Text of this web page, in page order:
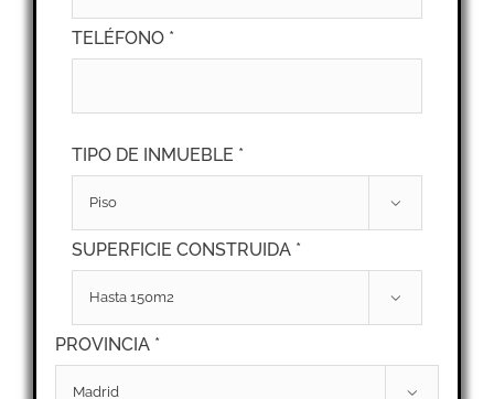
TELÉFONO *
TIPO DE INMUEBLE *

SUPERFICIE CONSTRUIDA *

PROVINCIA *
